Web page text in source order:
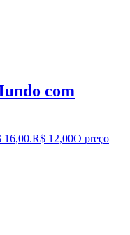
com
16,00.R$ 12,00O preço